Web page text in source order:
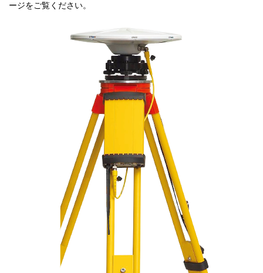
ージをご覧ください。